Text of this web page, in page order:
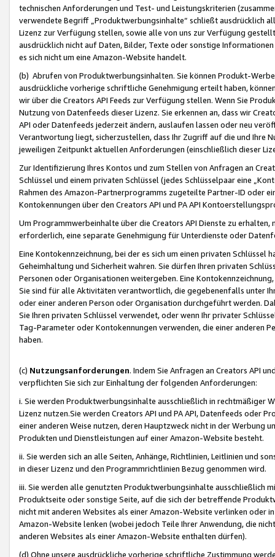
technischen Anforderungen und Test- und Leistungskriterien
verwendete Begriff „Produktwerbungsinhalte“ schließt ausdrücklich
Lizenz zur Verfügung stellen, sowie alle von uns zur Verfügung
ausdrücklich nicht auf Daten, Bilder, Texte oder sonstige
es sich nicht um eine Amazon-Website handelt.
(b) Abrufen von Produktwerbungsinhalten. Sie können Produkt-
ausdrückliche vorherige schriftliche Genehmigung erteilt haben,
wir über die Creators API Feeds zur Verfügung stellen. Wenn Sie
Nutzung von Datenfeeds dieser Lizenz. Sie erkennen an, dass wir
API oder Datenfeeds jederzeit ändern, auslaufen lassen oder neu
Verantwortung liegt, sicherzustellen, dass Ihr Zugriff auf die und Ihre
jeweiligen Zeitpunkt aktuellen Anforderungen (einschließlich dieser
Zur Identifizierung Ihres Kontos und zum Stellen von Anfragen an
Schlüssel und einem privaten Schlüssel (jedes Schlüsselpaar eine
Rahmen des Amazon-Partnerprogramms zugeteilte Partner-ID oder
Kontokennungen über den Creators API und PA API
Um Programmwerbeinhalte über die Creators API Dienste zu
erforderlich, eine separate Genehmigung für Unterdienste oder
Eine Kontokennzeichnung, bei der es sich um einen privaten
Geheimhaltung und Sicherheit wahren. Sie dürfen Ihren privaten
Personen oder Organisationen weitergeben. Eine
Sie sind für alle Aktivitäten verantwortlich, die gegebenenfalls unter
oder einer anderen Person oder Organisation durchgeführt werden.
Sie Ihren privaten Schlüssel verwendet, oder wenn Ihr privater
Tag-Parameter oder Kontokennungen verwenden, die einer anderen
haben.
(c) Nutzungsanforderungen. Indem Sie Anfragen an Creators API
verpflichten Sie sich zur Einhaltung der folgenden Anforderungen:
i. Sie werden Produktwerbungsinhalte ausschließlich in rechtmäßiger
Lizenz nutzen.Sie werden Creators API und PA API, Datenfeeds oder
einer anderen Weise nutzen, deren Hauptzweck nicht in der Werbung
Produkten und Dienstleistungen auf einer Amazon-Website besteht.
ii. Sie werden sich an alle Seiten, Anhänge, Richtlinien, Leitlinien und
in dieser Lizenz und den Programmrichtlinien Bezug genommen wird.
iii. Sie werden alle genutzten Produktwerbungsinhalte ausschließlich
Produktseite oder sonstige Seite, auf die sich der betreffende
nicht mit anderen Websites als einer Amazon-Website verlinken oder
Amazon-Website lenken (wobei jedoch Teile Ihrer Anwendung, die
anderen Websites als einer Amazon-Website enthalten dürfen).
(d) Ohne unsere ausdrückliche vorherige schriftliche Zustimmung